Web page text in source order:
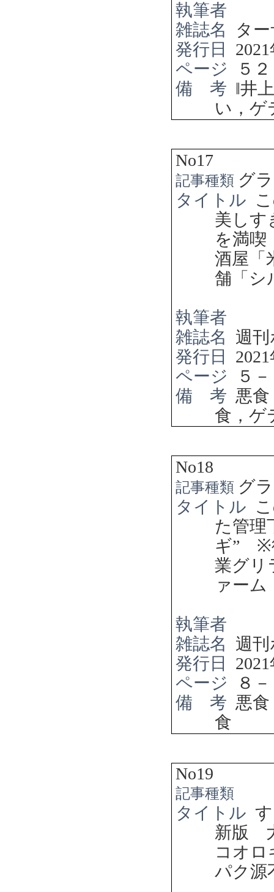
執筆者
雑誌名
タ
発行日
2021
ページ
５
備 考 ‖井
い，ゲ
No17
記事種類 グ
タイトル
美しす
を満
酒屋「
舗「シ
執筆者
雑誌名
週
発行日
2021
ページ
５
備 考 悪
食，ゲ
No18
記事種類 グ
タイトル
た管理
ギ” ※
業グリ
ァーム
執筆者
雑誌名
週
発行日
2021
ページ
８
備 考 悪
食
No19
記事種類
タイトル
新版
コオ
パク源